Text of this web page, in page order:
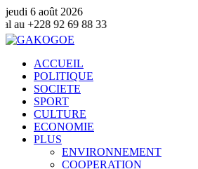
jeudi 6 août 2026
88 33
ACCUEIL
POLITIQUE
SOCIETE
SPORT
CULTURE
ECONOMIE
PLUS
ENVIRONNEMENT
COOPERATION